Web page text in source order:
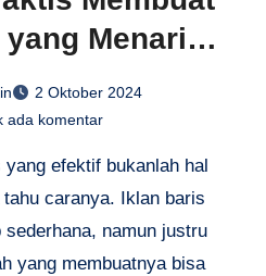
Menarik
Efektif
2 Oktober 2024
ada komentar
efektif bukanlah hal
caranya. Iklan baris
namun justru
yang membuatnya bisa